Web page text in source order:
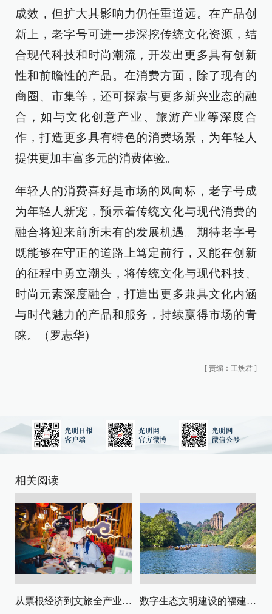
成效，但扩大其影响力仍任重道远。在产品创
新上，老字号可进一步深挖传统文化资源，结
合现代科技和时尚潮流，开发出更多具有创新
性和前瞻性的产品。在消费方面，除了现有的
商圈、市集等，还可探索与更多新兴业态的融
合，如与文化创意产业、旅游产业等深度合
作，打造更多具有特色的消费场景，为年轻人
提供更加丰富多元的消费体验。
年轻人的消费喜好是市场的风向标，老字号成
为年轻人新宠，预示着传统文化与现代消费的
融合将迎来前所未有的发展机遇。期待老字号
既能够在守正的道路上笃定前行，又能在创新
的征程中勇立潮头，将传统文化与现代科技、
时尚元素深度融合，打造出更多兼具文化内涵
与时代魅力的产品和服务，持续赢得市场的青
睐。（罗志华）
[ 责编：王焕君 ]
相关阅读
从票根经济到文旅全产业链升级 数字生态文明建设的福建路径与启示